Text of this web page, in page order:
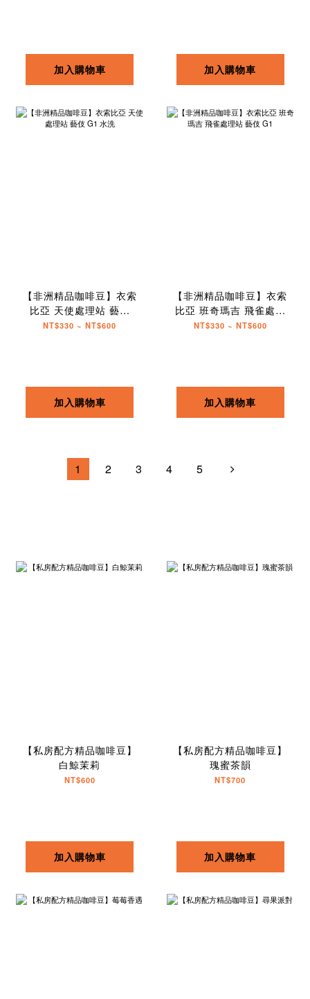
加入購物車 加入購物車
【非洲精品咖啡豆】衣索
比亞 天使處理站 藝伎
G1 水洗
NT$330 ~ NT$600
加入購物車
【非洲精品咖啡豆】衣索
比亞 班奇瑪吉 飛雀處理
站 藝伎 G1
NT$330 ~ NT$600
加入購物車
1 2 3 4 5
【私房配方精品咖啡豆】
白鯨茉莉
NT$600
加入購物車
【私房配方精品咖啡豆】
瑰蜜茶韻
NT$700
加入購物車